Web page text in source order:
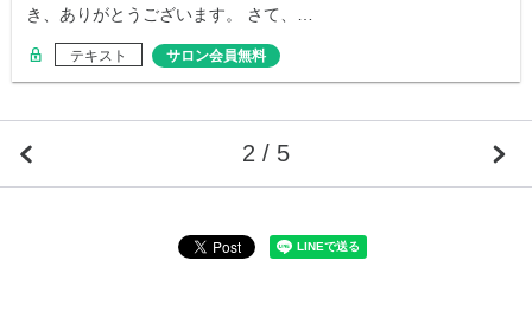
き、ありがとうございます。 さて、…
テキスト サロン会員無料
2 / 5